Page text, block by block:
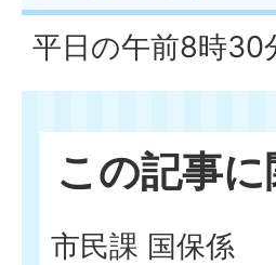
平日の午前8時30
この記事
市民課 国保係